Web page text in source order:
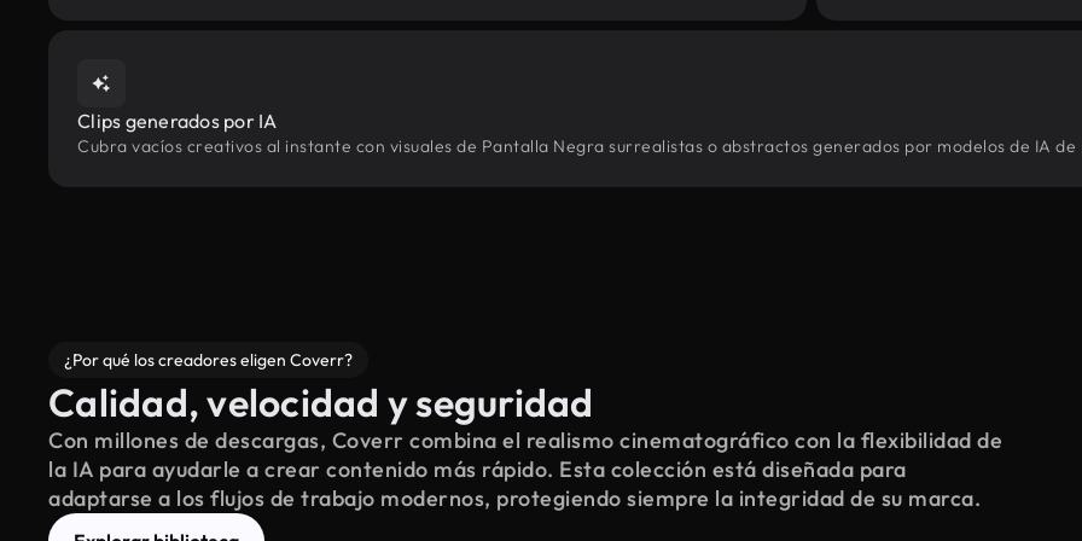
Clips generados por IA
Cubra vacíos creativos al instante con visuales de Pantalla Negra surrealistas o abstractos generados por modelos de IA
¿Por qué los creadores eligen Coverr?
Calidad, velocidad y seguridad
Con millones de descargas, Coverr combina el realismo cinematográfico con la flexibilidad de
la IA para ayudarle a crear contenido más rápido. Esta colección está diseñada para
adaptarse a los flujos de trabajo modernos, protegiendo siempre la integridad de su marca.